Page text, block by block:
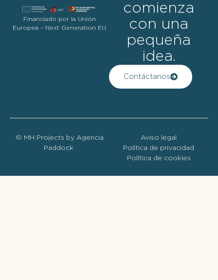
Financiado por la Unión
Europea – Next Generation EU
comienza
con una
pequeña
idea.
Contáctanos
© MH Projects by Agencia
Paddock
Aviso legal
Política de privacidad
Política de cookies